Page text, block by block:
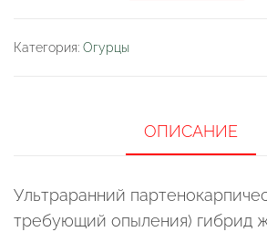
"Китайский
Категория: Огурцы
ОПИСАНИЕ
Ультраранний
требующий опыления) гибрид